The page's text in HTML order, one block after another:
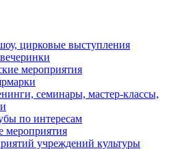
цирковые выступления
мероприятия
семинары, мастер-классы,
по интересам
мероприятия
учреждений культуры